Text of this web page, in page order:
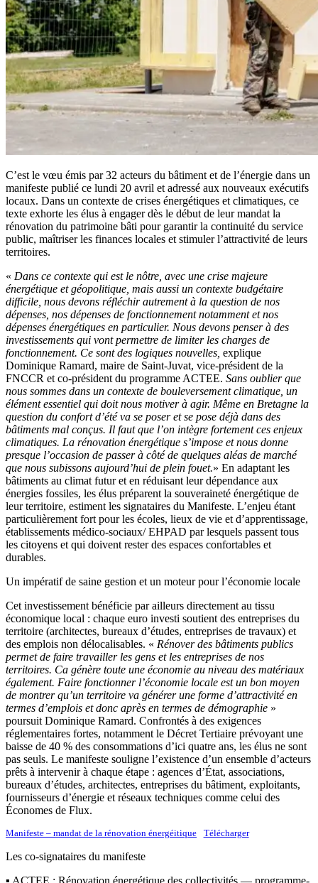
C’est le vœu émis par 32 acteurs du bâtiment et de l’énergie dans un
manifeste publié ce lundi 20 avril et adressé aux nouveaux exécutifs
locaux. Dans un contexte de crises énergétiques et climatiques, ce
texte exhorte les élus à engager dès le début de leur mandat la
rénovation du patrimoine bâti pour garantir la continuité du service
public, maîtriser les finances locales et stimuler l’attractivité de leurs
territoires.
« Dans ce contexte qui est le nôtre, avec une crise majeure
énergétique et géopolitique, mais aussi un contexte budgétaire
difficile, nous devons réfléchir autrement à la question de nos
dépenses, nos dépenses de fonctionnement notamment et nos
dépenses énergétiques en particulier. Nous devons penser à des
investissements qui vont permettre de limiter les charges de
fonctionnement. Ce sont des logiques nouvelles, explique
Dominique Ramard, maire de Saint-Juvat, vice-président de la
FNCCR et co-président du programme ACTEE. Sans oublier que
nous sommes dans un contexte de bouleversement climatique, un
élément essentiel qui doit nous motiver à agir. Même en Bretagne la
question du confort d’été va se poser et se pose déjà dans des
bâtiments mal conçus. Il faut que l’on intègre fortement ces enjeux
climatiques. La rénovation énergétique s’impose et nous donne
presque l’occasion de passer à côté de quelques aléas de marché
que nous subissons aujourd’hui de plein fouet.» En adaptant les
bâtiments au climat futur et en réduisant leur dépendance aux
énergies fossiles, les élus préparent la souveraineté énergétique de
leur territoire, estiment les signataires du Manifeste. L’enjeu étant
particulièrement fort pour les écoles, lieux de vie et d’apprentissage,
établissements médico-sociaux/ EHPAD par lesquels passent tous
les citoyens et qui doivent rester des espaces confortables et
durables.
Un impératif de saine gestion et un moteur pour l’économie locale
Cet investissement bénéficie par ailleurs directement au tissu
économique local : chaque euro investi soutient des entreprises du
territoire (architectes, bureaux d’études, entreprises de travaux) et
des emplois non délocalisables. « Rénover des bâtiments publics
permet de faire travailler les gens et les entreprises de nos
territoires. Ca génère toute une économie au niveau des matériaux
également. Faire fonctionner l’économie locale est un bon moyen
de montrer qu’un territoire va générer une forme d’attractivité en
termes d’emplois et donc après en termes de démographie »
poursuit Dominique Ramard. Confrontés à des exigences
réglementaires fortes, notamment le Décret Tertiaire prévoyant une
baisse de 40 % des consommations d’ici quatre ans, les élus ne sont
pas seuls. Le manifeste souligne l’existence d’un ensemble d’acteurs
prêts à intervenir à chaque étape : agences d’État, associations,
bureaux d’études, architectes, entreprises du bâtiment, exploitants,
fournisseurs d’énergie et réseaux techniques comme celui des
Économes de Flux.
Manifeste – mandat de la rénovation énergéitique Télécharger
Les co-signataires du manifeste